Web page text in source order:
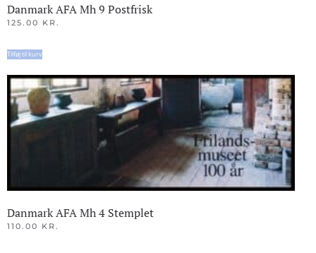
Danmark AFA Mh 9 Postfrisk
125.00 KR.
Tilføj til kurv
Danmark AFA Mh 4 Stemplet
110.00 KR.